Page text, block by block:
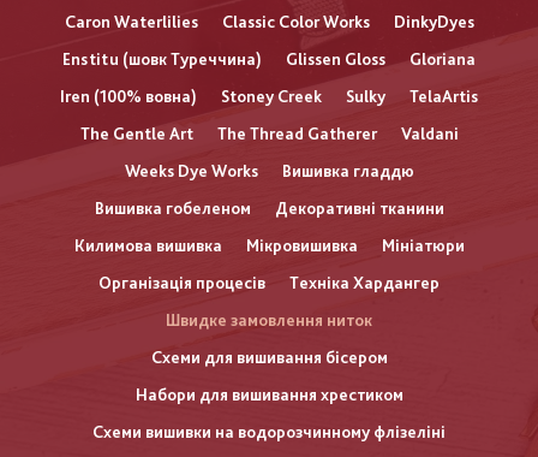
Caron Waterlilies Classic Color Works
DinkyDyes
Enstitu (шовк Туреччина)
Glissen Gloss
Gloriana
Iren (100% вовна)
Stoney Creek Sulky
TelaArtis
The Gentle Art
The Thread Gatherer
Valdani
Weeks Dye Works
Вишивка гладдю
Вишивка гобеленом
Декоративні тканини
Килимова вишивка
Мікровишивка
Мініатюри
Організація процесів
Техніка Хардангер
Швидке замовлення ниток
Схеми для вишивання бісером
Набори для вишивання хрестиком
Схеми вишивки на водорозчинному флізеліні